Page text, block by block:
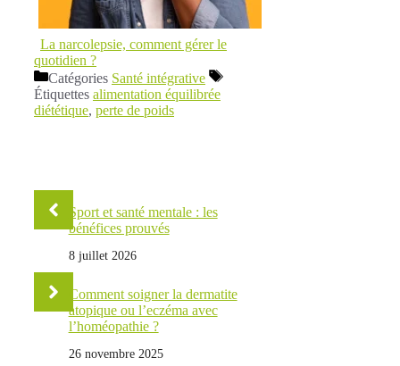
La narcolepsie, comment gérer le
quotidien ?
Catégories Santé intégrative
Étiquettes alimentation équilibrée
diététique, perte de poids
Sport et santé mentale : les
bénéfices prouvés
8 juillet 2026
Comment soigner la dermatite
atopique ou l’eczéma avec
l’homéopathie ?
26 novembre 2025